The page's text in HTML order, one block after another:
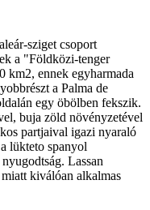
sziget csoport
a "Földközi-tenger
km2, ennek egyharmada
a Palma de
egy öbölben fekszik.
buja zöld növényzetével
partjaival igazi nyaraló
lükteto spanyol
Lassan
kiválóan alkalmas